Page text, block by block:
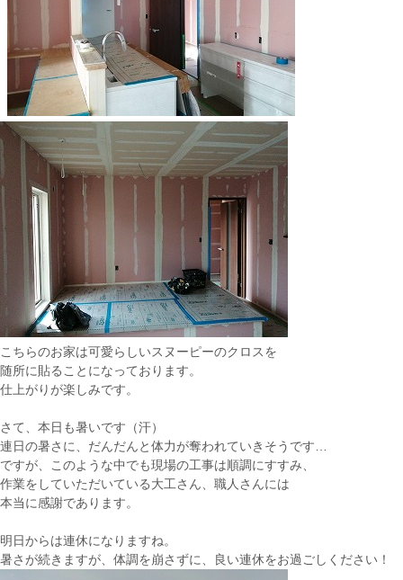
こちらのお家は可愛らしいスヌーピーのクロスを
随所に貼ることになっております。
仕上がりが楽しみです。
さて、本日も暑いです（汗）
連日の暑さに、だんだんと体力が奪われていきそうです…
ですが、このような中でも現場の工事は順調にすすみ、
作業をしていただいている大工さん、職人さんには
本当に感謝であります。
明日からは連休になりますね。
暑さが続きますが、体調を崩さずに、良い連休をお過ごしください！